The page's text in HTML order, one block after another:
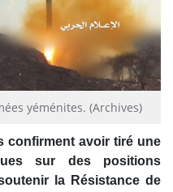
yéménites. (Archives)
confirment avoir tiré une
sur des positions
la Résistance de